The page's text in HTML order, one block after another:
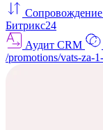
Битрикс24
Аудит CRM
/promotions/vats-za-